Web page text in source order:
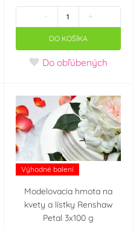
v horkovzdušné
troubě
Itálie
- +
DO KOŠÍKA
Do obľúbených
Výhodné balení
Modelovacia hmota na
kvety a lístky Renshaw
Petal 3x100 g